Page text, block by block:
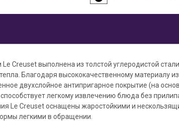
Creuset выполнена из толстой углеродистой
Благодаря высококачественному материалу
двухслойное антипригарное покрытие (на
легкому извлечению блюда без
Le Creuset оснащены жаростойкими и
легкими в обращении.